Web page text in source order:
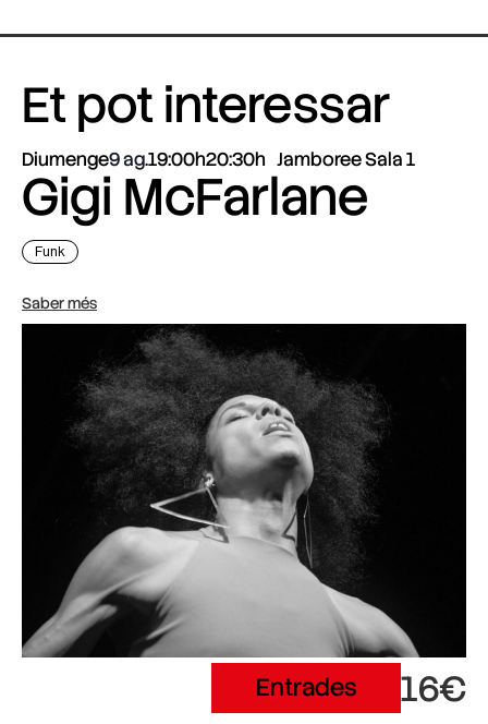
Et pot interessar
Diumenge9 ag.19:00h20:30h Jamboree Sala 1
Gigi McFarlane
Funk
Saber més
Entrades 16€